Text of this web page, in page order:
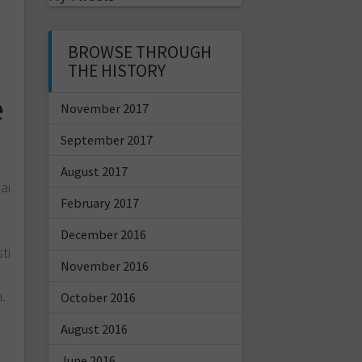
BROWSE THROUGH
THE HISTORY
November 2017
September 2017
August 2017
February 2017
December 2016
November 2016
October 2016
August 2016